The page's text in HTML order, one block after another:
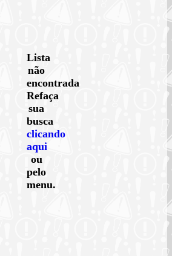
Lista
não
encontrada
Refaça
sua
busca
clicando
aqui
ou
pelo
menu.